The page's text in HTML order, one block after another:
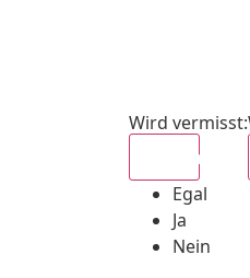
Wird vermisst:
Egal
Ja
Nein